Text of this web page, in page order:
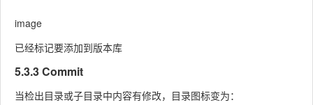
image
已经标记要添加到版本库
5.3.3 Commit
当检出目录或子目录中内容有修改，目录图标变为：